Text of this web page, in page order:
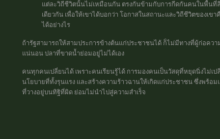
แต่ละวิถีชีวิตนั้นไม่เหมือนกัน ตรงกันข้ามกับการกีดกันคนในพื้นที่สี
เดียวกัน เพื่อให้เขาได้บอกว่า โอกาสในสถานะและวิถีชีวิตของเข
ได้อย่างไร
ถ้ารัฐสามารถให้สามประการข้างต้นแก่ประชาชนได้ ก็ไม่มีทางที่ผู้ก่อคว
แน่นอน ปลาที่ขาดน้ำย่อมอยู่ไม่ได้เอง
คนทุกคนเปลี่ยนได้ เพราะคนเรียนรู้ได้ การมองคนเป็นวัสดุที่หยุดนิ่งไม่เ
นโยบายที่ทั้งรุนแรง และสร้างความร้าวฉานให้เกิดแก่ประชาชน ซึ่งพร้อ
ที่วางอยู่บนทิฐิที่ผิด ย่อมไม่นำไปสู่ความสำเร็จ